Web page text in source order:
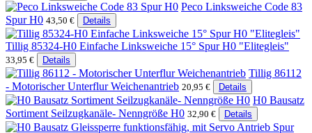
Peco Linksweiche Code 83
Spur H0 43,50 € Details
Tillig 85324-H0 Einfache Linksweiche 15° Spur H0 "Elitegleis"
33,95 € Details
Tillig 86112
- Motorischer Unterflur Weichenantrieb 20,95 € Details
H0 Bausatz
Sortiment Seilzugkanäle- Nenngröße H0 32,90 € Details